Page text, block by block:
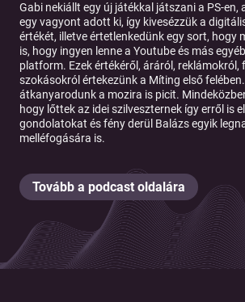
Gabi nekiállt egy új játékkal játszani a PS-en,
egy vagyont adott ki, így kivesézzük a
értékét, illetve értetlenkedünk egy sort, hogy
is, hogy ingyen lenne a Youtube és más
platform. Ezek értékéről, áráról, reklámokról,
szokásokról értekezünk a Míting első
átkanyarodunk a mozira is picit.
hogy lőttek az idei szilveszternek így erről is
gondolatokat és fény derül Balázs egyik
melléfogására is.
Tovább a podcast oldalára